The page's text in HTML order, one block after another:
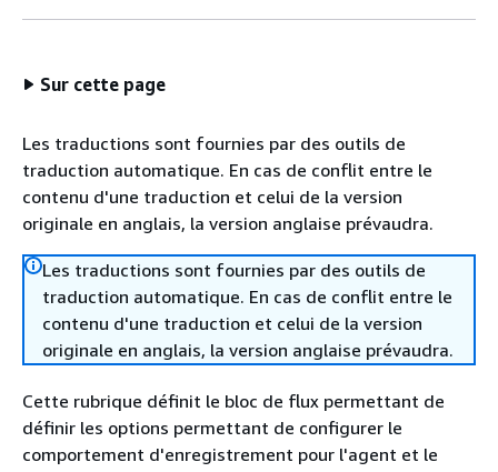
Sur cette page
Les traductions sont fournies par des outils de
traduction automatique. En cas de conflit entre le
contenu d'une traduction et celui de la version
originale en anglais, la version anglaise prévaudra.
Les traductions sont fournies par des outils de
traduction automatique. En cas de conflit entre le
contenu d'une traduction et celui de la version
originale en anglais, la version anglaise prévaudra.
Cette rubrique définit le bloc de flux permettant de
définir les options permettant de configurer le
comportement d'enregistrement pour l'agent et le